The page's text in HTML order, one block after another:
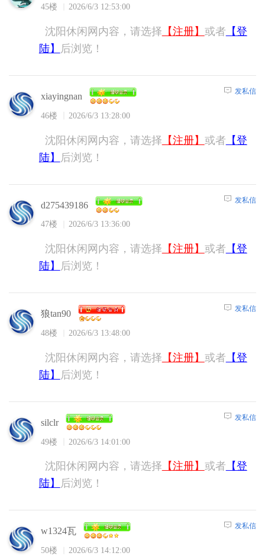
45楼 2026/6/3 12:53:00
沈阳休闲网内容，请选择 【注册】 或者 【登
陆】
后浏览！
xiayingnan
46楼 2026/6/3 13:28:00
发私信
沈阳休闲网内容，请选择 【注册】 或者 【登
陆】
后浏览！
d275439186
47楼 2026/6/3 13:36:00
发私信
沈阳休闲网内容，请选择 【注册】 或者 【登
陆】
后浏览！
狼tan90
48楼 2026/6/3 13:48:00
发私信
沈阳休闲网内容，请选择 【注册】 或者 【登
陆】
后浏览！
silclr
49楼 2026/6/3 14:01:00
发私信
沈阳休闲网内容，请选择 【注册】 或者 【登
陆】
后浏览！
w1324瓦
50楼 2026/6/3 14:12:00
发私信